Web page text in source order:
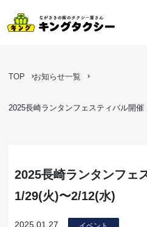
TOP お知らせ一覧
2025長崎ランタンフェスティバル開催
2025長崎ランタンフェ
1/29(火)〜2/12(水)
2025.01.27